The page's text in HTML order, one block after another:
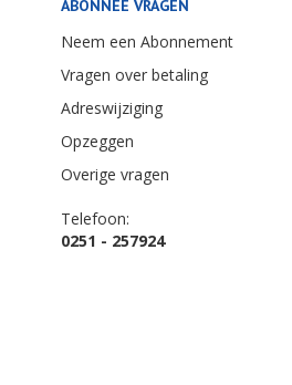
ABONNEE VRAGEN
Neem een Abonnement
Vragen over betaling
Adreswijziging
Opzeggen
Overige vragen
Telefoon:
0251 - 257924